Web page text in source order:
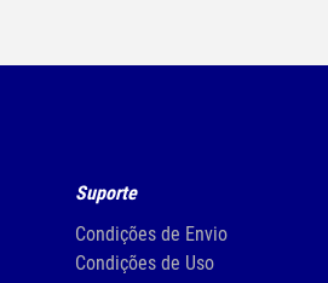
Suporte
Condições de Envio
Condições de Uso